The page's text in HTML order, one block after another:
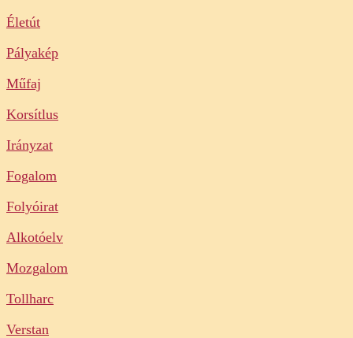
Életút
Pályakép
Műfaj
Korsítlus
Irányzat
Fogalom
Folyóirat
Alkotóelv
Mozgalom
Tollharc
Verstan